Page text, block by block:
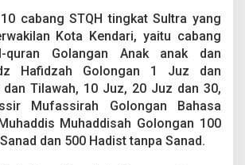
l
k
o
t
a
:
e
b
cabang STQH tingkat Sultra yang
Kota Kendari, yaitu cabang
quran Golangan Anak anak dan
Hafidzah Golongan 1 Juz dan
Tilawah, 10 Juz, 20 Juz dan 30,
Mufassirah Golongan Bahasa
Muhaddisah Golongan 100
dan 500 Hadist tanpa Sanad.